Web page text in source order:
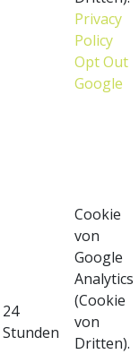
Privacy
Policy
Opt Out
Google
24
Stunden
Cookie
von
Google
Analytics
(Cookie
von
Dritten).